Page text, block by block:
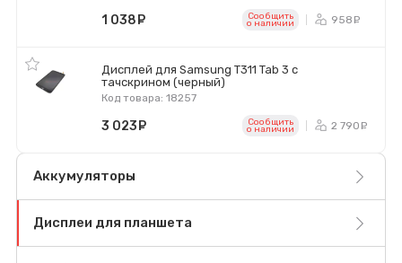
1 038 Сообщить
o наличии 958
Дисплей для Samsung T311 Tab 3 с
тачскрином (черный)
Код товара: 18257
3 023 Сообщить
o наличии 2 790
Аккумуляторы
Дисплеи для планшета